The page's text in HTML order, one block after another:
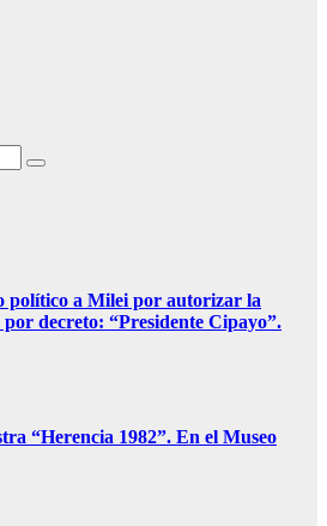
político a Milei por autorizar la
decreto: “Presidente Cipayo”.
“Herencia 1982”. En el Museo